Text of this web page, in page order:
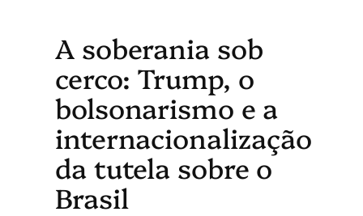
A soberania sob
cerco: Trump, o
bolsonarismo e a
internacionalização
da tutela sobre o
Brasil